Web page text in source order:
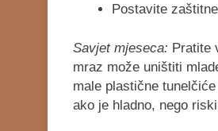
Postavite
Savjet mjeseca: Pratite
mraz može uništiti
male plastične
ako je hladno, nego